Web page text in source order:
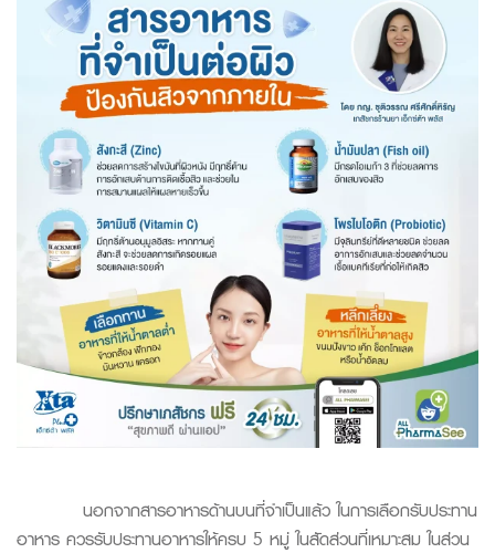
นอกจากสารอาหารด้านบนที่จำเป็นแล้ว ในการเลือกรับประทาน
อาหาร ควรรับประทานอาหารให้ครบ 5 หมู่ ในสัดส่วนที่เหมาะสม ในส่วน